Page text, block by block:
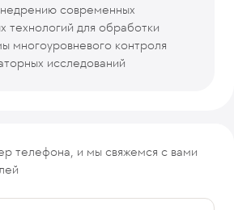
современных
технологий для обработки
многоуровневого контроля
исследований
телефона, и мы свяжемся с вами